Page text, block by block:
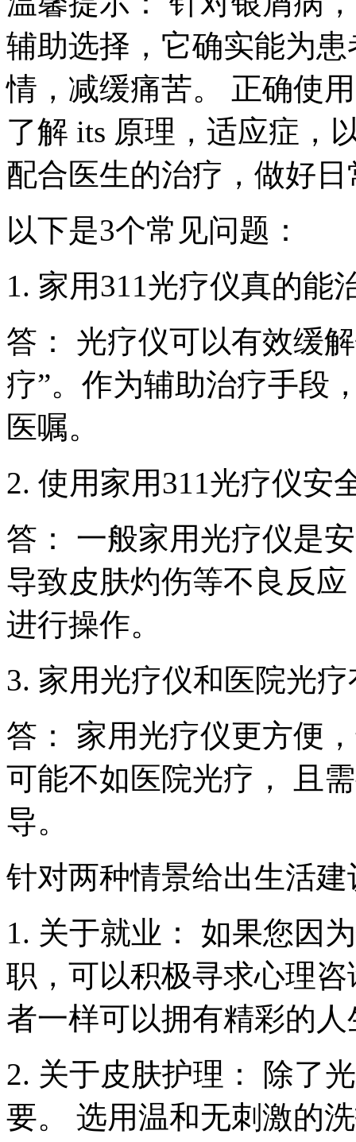
辅助选择，它确实能为
情，减缓痛苦。 正确使
了解 its 原理，适应症，
配合医生的治疗，做好
以下是3个常见问题：
1. 家用311光疗仪真的能
答： 光疗仪可以有效缓
疗”。作为辅助治疗手段
医嘱。
2. 使用家用311光疗仪安
答： 一般家用光疗仪是
导致皮肤灼伤等不良反
进行操作。
3. 家用光疗仪和医院光
答： 家用光疗仪更方便
可能不如医院光疗， 且
导。
针对两种情景给出生活建
1. 关于就业： 如果您因
职，可以积极寻求心理
者一样可以拥有精彩的人
2. 关于皮肤护理： 除了
要。 选用温和无刺激的